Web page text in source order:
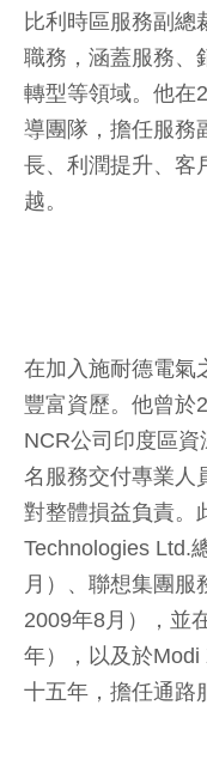
比利時區服務副總
職務，涵蓋服務、
轉型等領域。他在
導團隊，擔任服務
長、利潤提升、客
越。
在加入施耐德電氣
豐富資歷。他曾於
NCR公司印度區
名服務交付專業人
對整體損益負責。
Technologies Ltd.
月）、聯想集團服
2009年8月），並
年），以及於
十五年，擔任通路